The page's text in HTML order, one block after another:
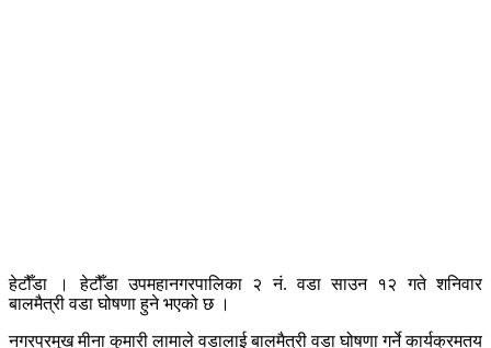
हेटौँडा । हेटौँडा उपमहानगरपालिका २ नं. वडा साउन १२ गते शनिवार
बालमैत्री वडा घोषणा हुने भएको छ ।
नगरप्रमुख मीना कुमारी लामाले वडालाई बालमैत्री वडा घोषणा गर्ने कार्यक्रमतय